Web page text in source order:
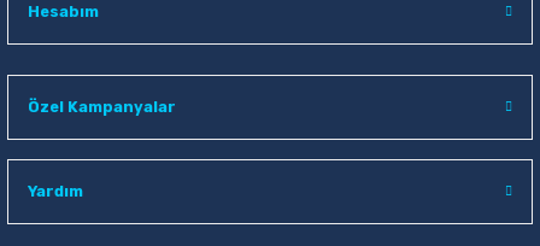
Hesabım
Özel Kampanyalar
Yardım